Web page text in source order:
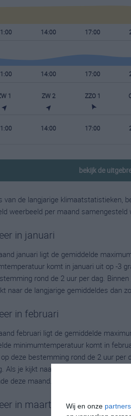
Wij en onze partners
14:00 17:00
14:00 17:00
1 ZW 2 ZZO 1
14:00 17:00
bekijk de
van de langjarige klimaatstatistieken,
weerbeeld per maand samengesteld
in januari
januari ligt de gemiddelde
komt in januari uit op -3
rond de 2 uur per dag.
naar de langjarige gemiddeldes dan
in februari
februari ligt de gemiddelde
minimumtemperatuur komt in
deze bestemming rond de 2 uur per
Als je kijkt naar de langjarige
deze maand.
in maart